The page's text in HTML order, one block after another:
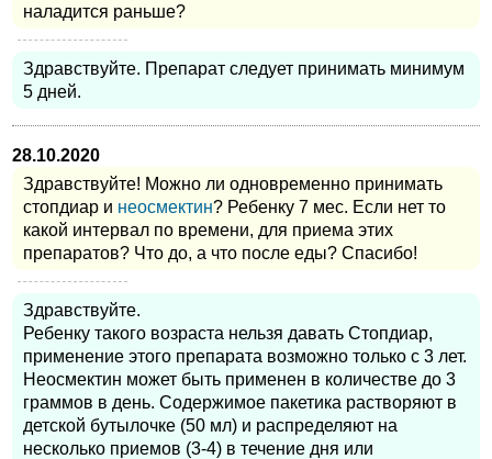
наладится раньше?
Здравствуйте. Препарат следует принимать минимум
5 дней.
28.10.2020
Здравствуйте! Можно ли одновременно принимать
стопдиар и неосмектин? Ребенку 7 мес. Если нет то
какой интервал по времени, для приема этих
препаратов? Что до, а что после еды? Спасибо!
Здравствуйте.
Ребенку такого возраста нельзя давать Стопдиар,
применение этого препарата возможно только с 3 лет.
Неосмектин может быть применен в количестве до 3
граммов в день. Содержимое пакетика растворяют в
детской бутылочке (50 мл) и распределяют на
несколько приемов (3-4) в течение дня или